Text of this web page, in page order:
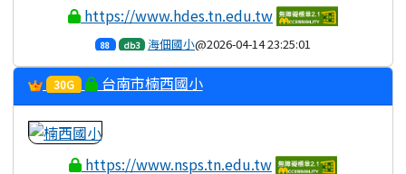
https://www.hdes.tn.edu.tw
88 db3 海佃國小@2026-04-14 23:25:01
30G 台南市楠西國小
https://www.nsps.tn.edu.tw